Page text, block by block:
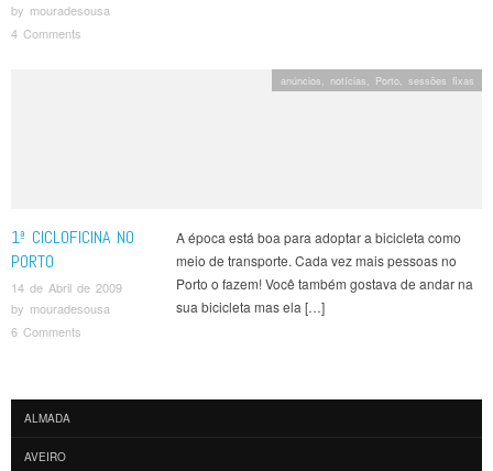
by mouradesousa
4 Comments
1ª CICLOFICINA NO
PORTO
14 de Abril de 2009
by mouradesousa
6 Comments
A época está boa para adoptar a bicicleta como
meio de transporte. Cada vez mais pessoas no
Porto o fazem! Você também gostava de andar na
sua bicicleta mas ela […]
anúncios notícias Porto, sessões fixas
Post navigation
ALMADA
AVEIRO